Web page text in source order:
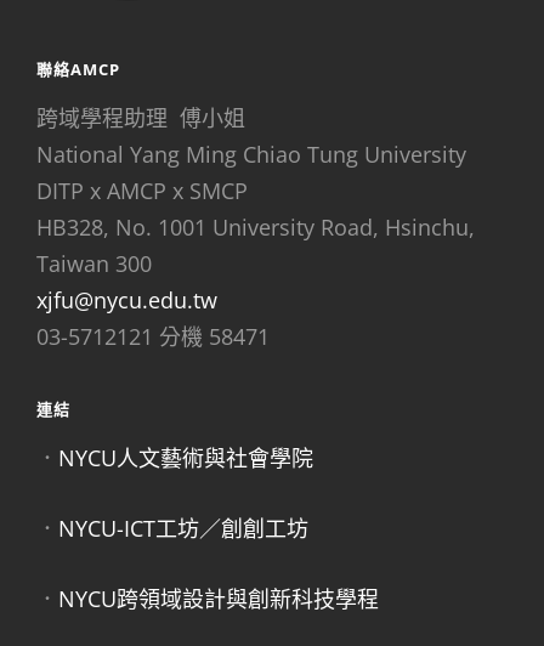
聯絡AMCP
跨域學程助理 傅小姐
National Yang Ming Chiao Tung University
DITP x AMCP x SMCP
HB328, No. 1001 University Road, Hsinchu,
Taiwan 300
xjfu@nycu.edu.tw
03-5712121 分機 58471
連結
． NYCU人文藝術與社會學院
． NYCU-ICT工坊／創創工坊
． NYCU跨領域設計與創新科技學程